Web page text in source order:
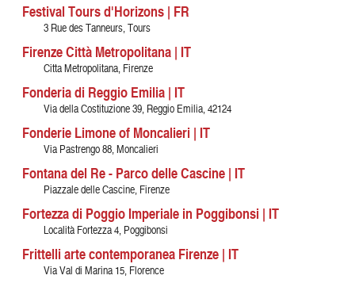
Festival Tours d'Horizons | FR
3 Rue des Tanneurs, Tours
Firenze Città Metropolitana | IT
Citta Metropolitana, Firenze
Fonderia di Reggio Emilia | IT
Via della Costituzione 39, Reggio Emilia, 42124
Fonderie Limone of Moncalieri | IT
Via Pastrengo 88, Moncalieri
Fontana del Re - Parco delle Cascine | IT
Piazzale delle Cascine, Firenze
Fortezza di Poggio Imperiale in Poggibonsi | IT
Località Fortezza 4, Poggibonsi
Frittelli arte contemporanea Firenze | IT
Via Val di Marina 15, Florence